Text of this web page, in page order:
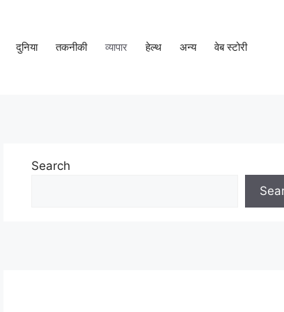
दुनिया तकनीकी व्यापार हेल्थ अन्य वेब स्टोरी
Search